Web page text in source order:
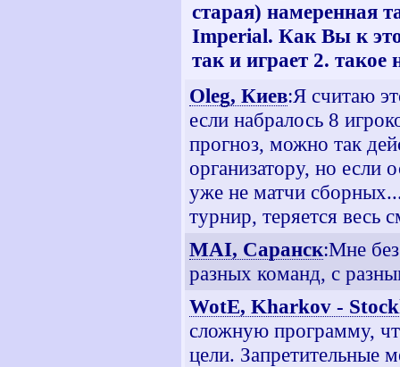
старая) намеренная
Imperial. Как Вы к
так и играет 2.
Oleg, Киев:Я считаю
если набралось 8
прогноз, можно так
организатору, но если
уже не матчи
турнир, теряется весь
MAI, Саранск:Мне
разных команд, с
WotE, Kharkov -
сложную программу,
цели. Запретительные